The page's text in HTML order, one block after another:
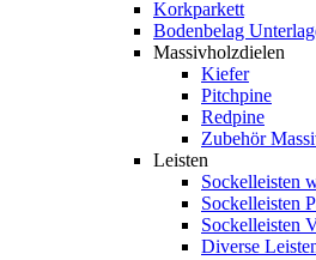
Korkparkett
Bodenbelag
Massivholzdielen
Kiefer
Pitchpine
Redpine
Zubehör
Leisten
Sockelleisten
Sockelleisten
Sockelleisten
Diverse